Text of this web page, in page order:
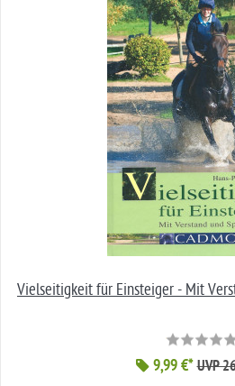
Vielseitigkeit für Einsteiger - Mit
9,99 €* UVP